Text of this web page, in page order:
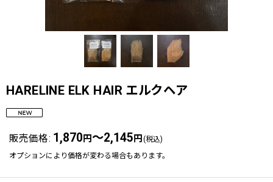
HARELINE ELK HAIR エルクヘア
販売価格: 1,870 円 ～2,145 円 (税込)
オプションにより価格が変わる場合もあります。